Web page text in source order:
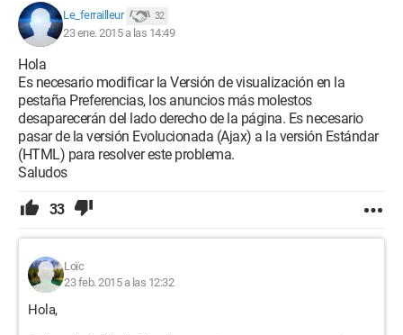
Le_ferrailleur 32
23 ene. 2015 a las 14:49
Hola
Es necesario modificar la Versión de visualización en la
pestaña Preferencias, los anuncios más molestos
desaparecerán del lado derecho de la página. Es necesario
pasar de la versión Evolucionada (Ajax) a la versión Estándar
(HTML) para resolver este problema.
Saludos
33
Loïc
23 feb. 2015 a las 12:32
Hola,